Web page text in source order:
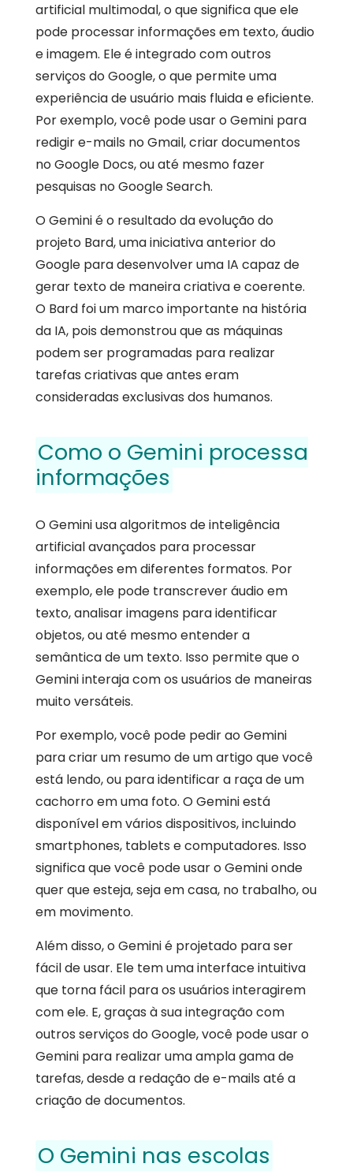
artificial multimodal, o que significa que ele
pode processar informações em texto, áudio
e imagem. Ele é integrado com outros
serviços do Google, o que permite uma
experiência de usuário mais fluida e eficiente.
Por exemplo, você pode usar o Gemini para
redigir e-mails no Gmail, criar documentos
no Google Docs, ou até mesmo fazer
pesquisas no Google Search.
O Gemini é o resultado da evolução do
projeto Bard, uma iniciativa anterior do
Google para desenvolver uma IA capaz de
gerar texto de maneira criativa e coerente.
O Bard foi um marco importante na história
da IA, pois demonstrou que as máquinas
podem ser programadas para realizar
tarefas criativas que antes eram
consideradas exclusivas dos humanos.
Como o Gemini processa
informações
O Gemini usa algoritmos de inteligência
artificial avançados para processar
informações em diferentes formatos. Por
exemplo, ele pode transcrever áudio em
texto, analisar imagens para identificar
objetos, ou até mesmo entender a
semântica de um texto. Isso permite que o
Gemini interaja com os usuários de maneiras
muito versáteis.
Por exemplo, você pode pedir ao Gemini
para criar um resumo de um artigo que você
está lendo, ou para identificar a raça de um
cachorro em uma foto. O Gemini está
disponível em vários dispositivos, incluindo
smartphones, tablets e computadores. Isso
significa que você pode usar o Gemini onde
quer que esteja, seja em casa, no trabalho, ou
em movimento.
Além disso, o Gemini é projetado para ser
fácil de usar. Ele tem uma interface intuitiva
que torna fácil para os usuários interagirem
com ele. E, graças à sua integração com
outros serviços do Google, você pode usar o
Gemini para realizar uma ampla gama de
tarefas, desde a redação de e-mails até a
criação de documentos.
O Gemini nas escolas